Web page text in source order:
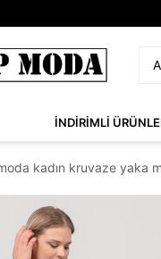
İNDİRİMLİ
kadın kruvaze yaka